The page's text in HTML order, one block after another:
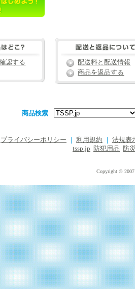
認する
配送料と配送情報
商品を返品する
商品検索
プライバシーポリシー 利用規約
法規表
tssp.jp
防犯用品 防
Copyright © 2007